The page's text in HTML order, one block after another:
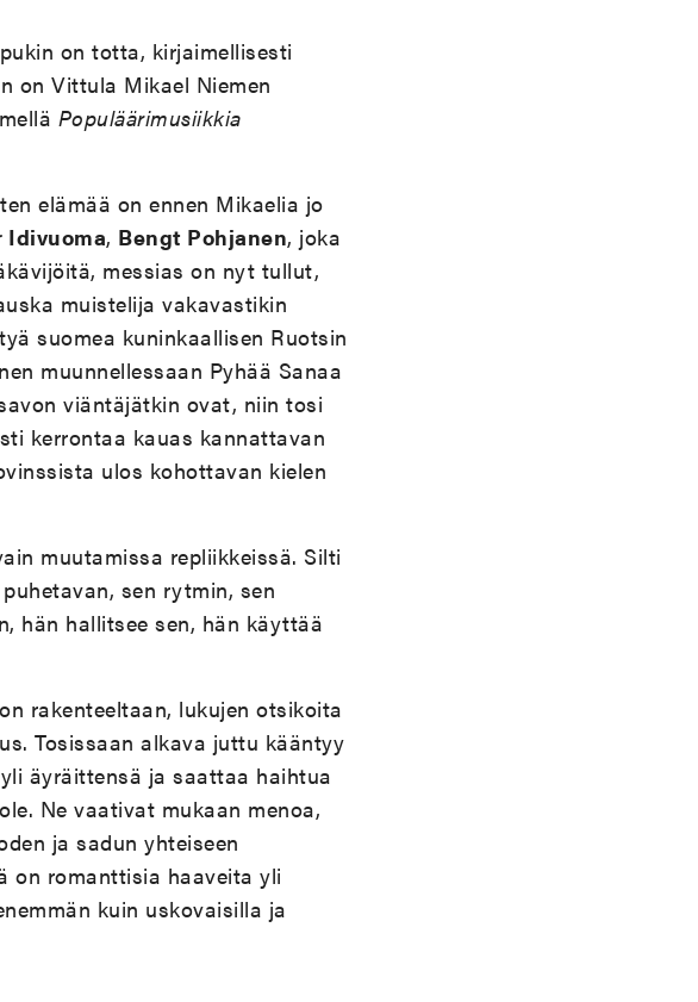
on totta, kirjaimellisesti
on Vittula Mikael Niemen
Populäärimusiikkia
elämää on ennen Mikaelia jo
Idivuoma, Bengt Pohjanen, joka
messias on nyt tullut,
muistelija vakavastikin
suomea kuninkaallisen Ruotsin
muunnellessaan Pyhää Sanaa
viäntäjätkin ovat, niin tosi
kerrontaa kauas kannattavan
ulos kohottavan kielen
muutamissa repliikkeissä. Silti
sen rytmin, sen
hän hallitsee sen, hän käyttää
rakenteeltaan, lukujen otsikoita
Tosissaan alkava juttu kääntyy
äyräittensä ja saattaa haihtua
Ne vaativat mukaan menoa,
ja sadun yhteiseen
on romanttisia haaveita yli
kuin uskovaisilla ja